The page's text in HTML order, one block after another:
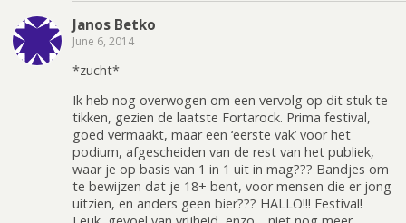
Janos Betko
June 6, 2014
*zucht*
Ik heb nog overwogen om een vervolg op dit stuk te
tikken, gezien de laatste Fortarock. Prima festival,
goed vermaakt, maar een ‘eerste vak’ voor het
podium, afgescheiden van de rest van het publiek,
waar je op basis van 1 in 1 uit in mag??? Bandjes om
te bewijzen dat je 18+ bent, voor mensen die er jong
uitzien, en anders geen bier??? HALLO!!! Festival!